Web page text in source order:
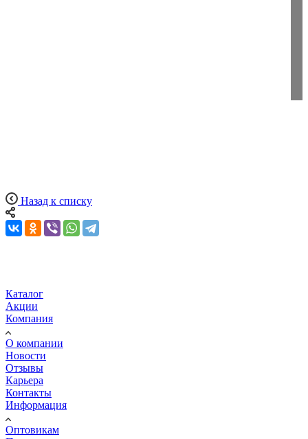
Назад к списку
Каталог
Акции
Компания
О компании
Новости
Отзывы
Карьера
Контакты
Информация
Оптовикам